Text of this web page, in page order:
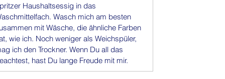
Haushaltsessig in das
Wasch mich am besten
mit Wäsche, die ähnliche Farben
wie ich. Noch weniger als Weichspüler,
ich den Trockner. Wenn Du all das
hast Du lange Freude mit mir.